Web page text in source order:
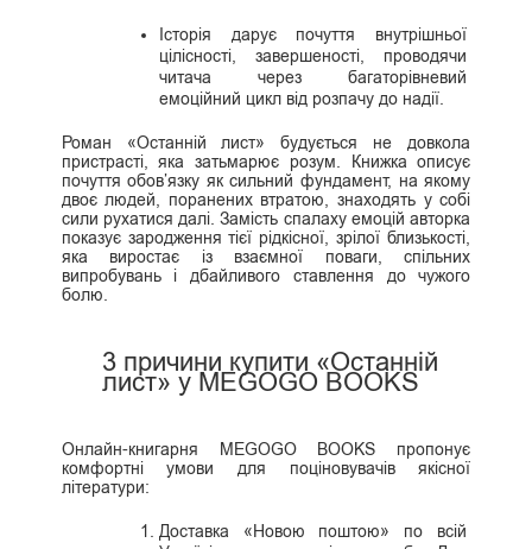
Історія дарує почуття внутрішньої
цілісності, завершеності, проводячи
читача через багаторівневий
емоційний цикл від розпачу до надії.
Роман «Останній лист» будується не довкола
пристрасті, яка затьмарює розум. Книжка описує
почуття обов’язку як сильний фундамент, на якому
двоє людей, поранених втратою, знаходять у собі
сили рухатися далі. Замість спалаху емоцій авторка
показує зародження тієї рідкісної, зрілої близькості,
яка виростає із взаємної поваги, спільних
випробувань і дбайливого ставлення до чужого
болю.
3 причини купити «Останній
лист» у MEGOGO BOOKS
Онлайн-книгарня MEGOGO BOOKS пропонує
комфортні умови для поціновувачів якісної
літератури:
Доставка «Новою поштою» по всій